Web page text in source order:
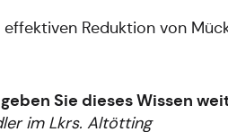
Reduktion von
Sie dieses Wissen
im Lkrs. Altötting